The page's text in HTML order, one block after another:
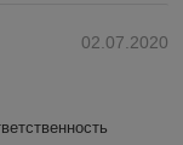
02.07.2020